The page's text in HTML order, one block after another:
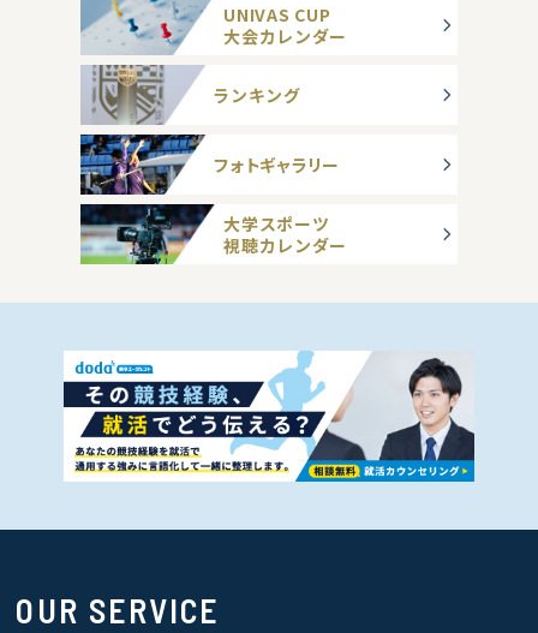
UNIVAS CUP
大会カレンダー
ランキング
フォトギャラリー
大学スポーツ
視聴カレンダー
OUR SERVICE